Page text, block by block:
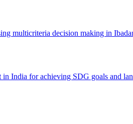
multicriteria decision making in
India for achieving SDG goals and